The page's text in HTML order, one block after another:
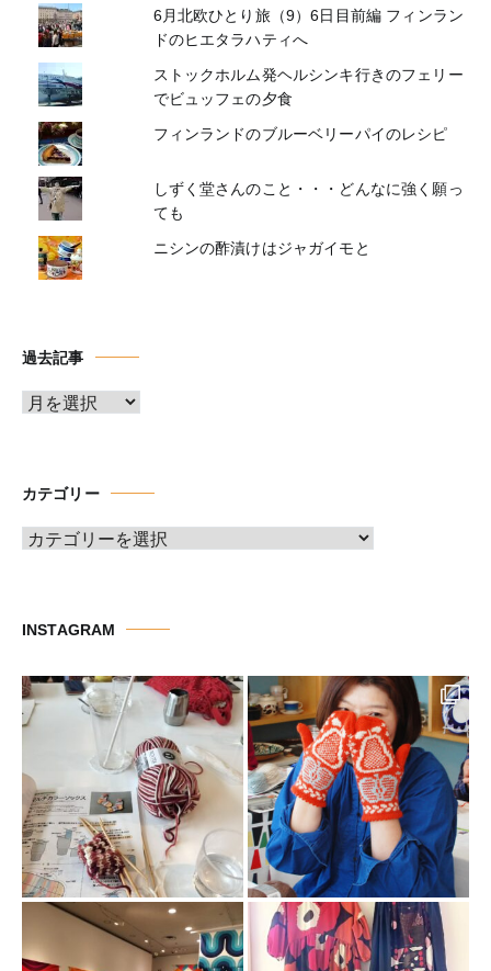
6月北欧ひとり旅（9）6日目前編 フィンラン
ドのヒエタラハティへ
ストックホルム発ヘルシンキ行きのフェリー
でビュッフェの夕食
フィンランドのブルーベリーパイのレシピ
しずく堂さんのこと・・・どんなに強く願っ
ても
ニシンの酢漬けはジャガイモと
過去記事
ア
ブ
カテゴリー
カ
ー
INSTAGRAM